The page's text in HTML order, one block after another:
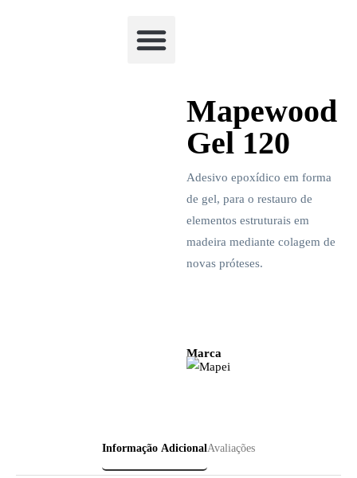
Mapewood
Gel 120
Adesivo epoxídico em forma
de gel, para o restauro de
elementos estruturais em
madeira mediante colagem de
novas próteses.
Marca
Informação Adicional Avaliações